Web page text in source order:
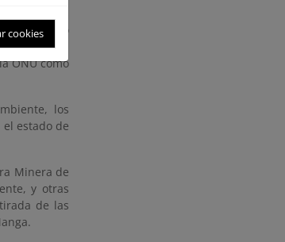
y el Reto
del
ONU como
los
estado de
Minera de
y otras
de las
cookies